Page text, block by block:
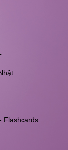
Flashcards